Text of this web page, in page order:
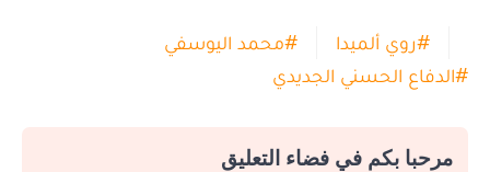
#روي ألميدا #محمد اليوسفي
#الدفاع الحسني الجديدي
مرحبا بكم في فضاء التعليق